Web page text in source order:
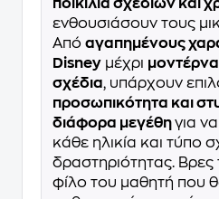
ποικιλία σχεδίων και
ενθουσιάσουν τους
Από αγαπημένους
Disney μέχρι
σχέδια, υπάρχουν
προσωπικότητα και
διάφορα μεγέθηγια
κάθε ηλικία και τύπο
δραστηριότητας.
φίλο του μαθητή που